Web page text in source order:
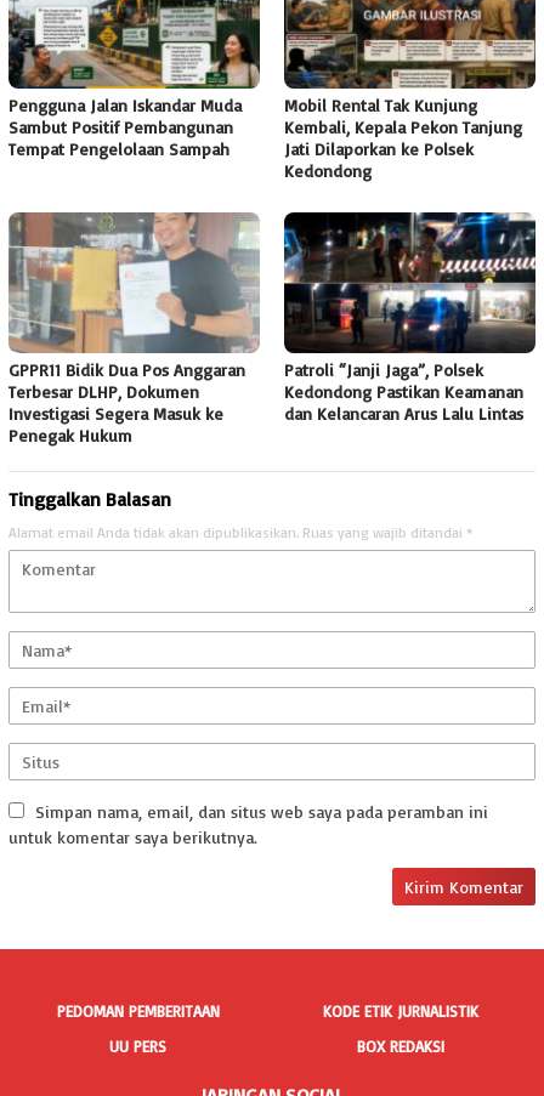
Pengguna Jalan Iskandar Muda
Sambut Positif Pembangunan
Tempat Pengelolaan Sampah
Mobil Rental Tak Kunjung
Kembali, Kepala Pekon Tanjung
Jati Dilaporkan ke Polsek
Kedondong
GPPR11 Bidik Dua Pos Anggaran
Terbesar DLHP, Dokumen
Investigasi Segera Masuk ke
Penegak Hukum
Patroli “Janji Jaga”, Polsek
Kedondong Pastikan Keamanan
dan Kelancaran Arus Lalu Lintas
Tinggalkan Balasan
Alamat email Anda tidak akan dipublikasikan. Ruas yang wajib ditandai *
Simpan nama, email, dan situs web saya pada peramban ini
untuk komentar saya berikutnya.
PEDOMAN PEMBERITAAN
KODE ETIK JURNALISTIK
UU PERS
BOX REDAKSI